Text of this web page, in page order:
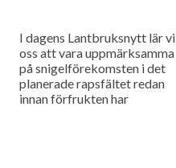
I dagens Lantbruksnytt lär vi
oss att vara uppmärksamma
på snigelförekomsten i det
planerade rapsfältet redan
innan förfrukten har